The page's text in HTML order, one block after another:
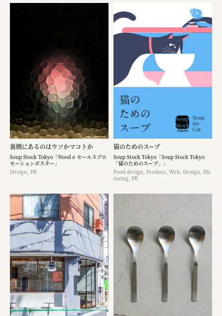
裏側にあるのはウソかマコトか
Soup Stock Tokyo「Nood e セールスプロ
モーションポスター」
Design, PR
猫のためのスープ
Soup Stock Tokyo「Soup Stock Tokyo
「猫のためのスープ」」
Food design, Produce, Web, Design, Pla
nning, PR